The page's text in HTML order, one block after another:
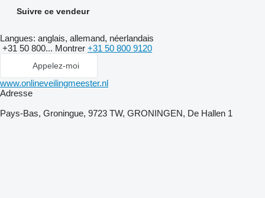
Suivre ce vendeur
Langues: anglais, allemand, néerlandais
+31 50 800... Montrer +31 50 800 9120
Appelez-moi
www.onlineveilingmeester.nl
Adresse
Pays-Bas, Groningue, 9723 TW, GRONINGEN, De Hallen 1